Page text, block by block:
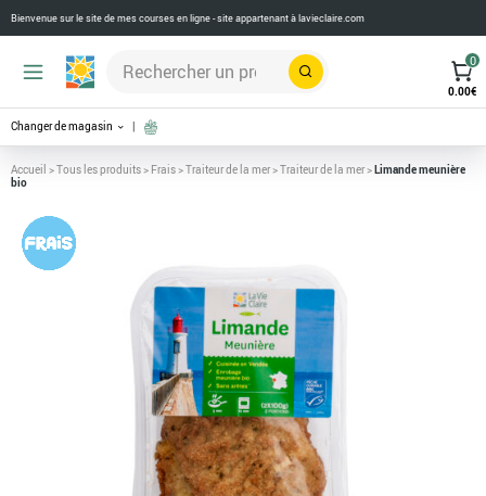
Bienvenue sur le site de mes courses en ligne - site appartenant àlavieclaire.com
Rechercher
0
0.00€
Changer de magasin
Accueil >Tous les produits> Frais>Traiteur de la mer>Traiteur de la mer>Limande meunière
bio